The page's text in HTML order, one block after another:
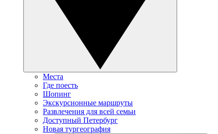
Места
Где поесть
Шопинг
Экскурсионные маршруты
Развлечения для всей семьи
Доступный Петербург
Новая тургеография